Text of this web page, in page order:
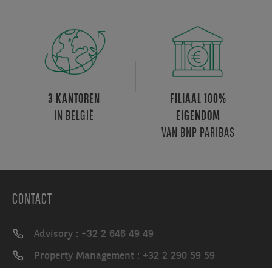
3 KANTOREN
IN BELGIË
FILIAAL 100%
EIGENDOM
VAN BNP PARIBAS
CONTACT
Advisory : +32 2 646 49 49
Property Management : +32 2 290 59 59